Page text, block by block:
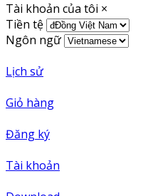
Tài khoản của tôi ×
Tiền tệ
Ngôn ngữ
Lịch sử
Giỏ hàng
Đăng ký
Tài khoản